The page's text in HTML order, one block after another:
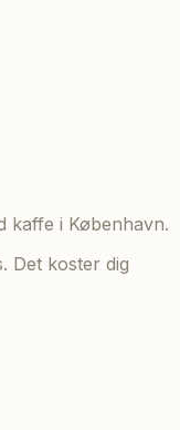
kaffe i København.
Det koster dig